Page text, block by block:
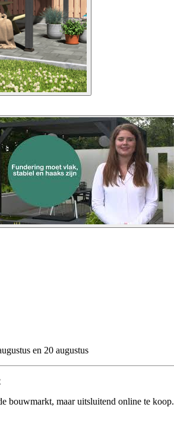
en 20 augustus
bouwmarkt, maar uitsluitend online te koop.